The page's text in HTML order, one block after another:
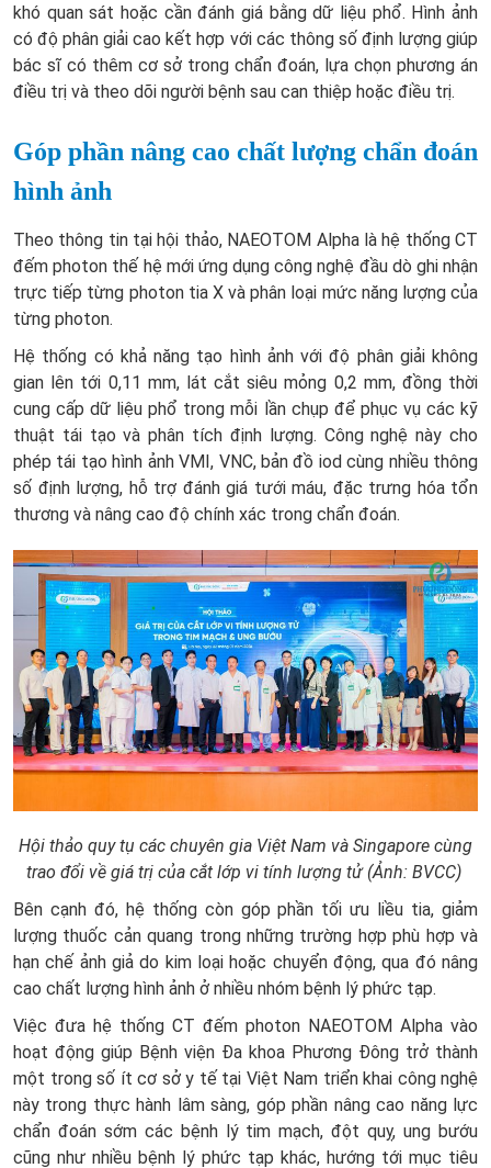
khó quan sát hoặc cần đánh giá bằng dữ liệu phổ. Hình ảnh
có độ phân giải cao kết hợp với các thông số định lượng giúp
bác sĩ có thêm cơ sở trong chẩn đoán, lựa chọn phương án
điều trị và theo dõi người bệnh sau can thiệp hoặc điều trị.
Góp phần nâng cao chất lượng chẩn đoán
hình ảnh
Theo thông tin tại hội thảo, NAEOTOM Alpha là hệ thống CT
đếm photon thế hệ mới ứng dụng công nghệ đầu dò ghi nhận
trực tiếp từng photon tia X và phân loại mức năng lượng của
từng photon.
Hệ thống có khả năng tạo hình ảnh với độ phân giải không
gian lên tới 0,11 mm, lát cắt siêu mỏng 0,2 mm, đồng thời
cung cấp dữ liệu phổ trong mỗi lần chụp để phục vụ các kỹ
thuật tái tạo và phân tích định lượng. Công nghệ này cho
phép tái tạo hình ảnh VMI, VNC, bản đồ iod cùng nhiều thông
số định lượng, hỗ trợ đánh giá tưới máu, đặc trưng hóa tổn
thương và nâng cao độ chính xác trong chẩn đoán.
Hội thảo quy tụ các chuyên gia Việt Nam và Singapore cùng
trao đổi về giá trị của cắt lớp vi tính lượng tử (Ảnh: BVCC)
Bên cạnh đó, hệ thống còn góp phần tối ưu liều tia, giảm
lượng thuốc cản quang trong những trường hợp phù hợp và
hạn chế ảnh giả do kim loại hoặc chuyển động, qua đó nâng
cao chất lượng hình ảnh ở nhiều nhóm bệnh lý phức tạp.
Việc đưa hệ thống CT đếm photon NAEOTOM Alpha vào
hoạt động giúp Bệnh viện Đa khoa Phương Đông trở thành
một trong số ít cơ sở y tế tại Việt Nam triển khai công nghệ
này trong thực hành lâm sàng, góp phần nâng cao năng lực
chẩn đoán sớm các bệnh lý tim mạch, đột quỵ, ung bướu
cũng như nhiều bệnh lý phức tạp khác, hướng tới mục tiêu